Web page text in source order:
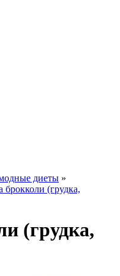
диеты »
брокколи (грудка,
(грудка,